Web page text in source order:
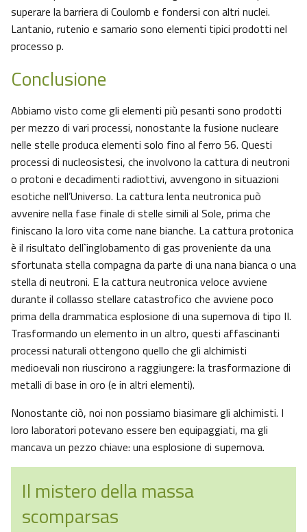
superare la barriera di Coulomb e fondersi con altri nuclei.
Lantanio, rutenio e samario sono elementi tipici prodotti nel
processo p.
Conclusione
Abbiamo visto come gli elementi più pesanti sono prodotti
per mezzo di vari processi, nonostante la fusione nucleare
nelle stelle produca elementi solo fino al ferro 56. Questi
processi di nucleosistesi, che involvono la cattura di neutroni
o protoni e decadimenti radiottivi, avvengono in situazioni
esotiche nell’Universo. La cattura lenta neutronica può
avvenire nella fase finale di stelle simili al Sole, prima che
finiscano la loro vita come nane bianche. La cattura protonica
è il risultato dell`inglobamento di gas proveniente da una
sfortunata stella compagna da parte di una nana bianca o una
stella di neutroni. E la cattura neutronica veloce avviene
durante il collasso stellare catastrofico che avviene poco
prima della drammatica esplosione di una supernova di tipo II.
Trasformando un elemento in un altro, questi affascinanti
processi naturali ottengono quello che gli alchimisti
medioevali non riuscirono a raggiungere: la trasformazione di
metalli di base in oro (e in altri elementi).
Nonostante ciò, noi non possiamo biasimare gli alchimisti. I
loro laboratori potevano essere ben equipaggiati, ma gli
mancava un pezzo chiave: una esplosione di supernova.
Il mistero della massa
scomparsas